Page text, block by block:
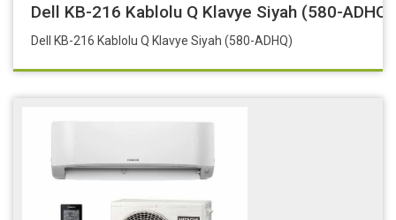
Dell KB-216 Kablolu Q Klavye Siyah (580-ADHQ)
Dell KB-216 Kablolu Q Klavye Siyah (580-ADHQ)